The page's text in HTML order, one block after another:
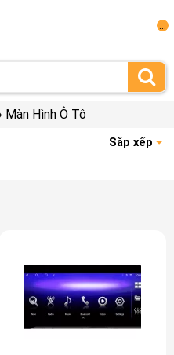
Màn Hình Ô Tô
Sắp xếp